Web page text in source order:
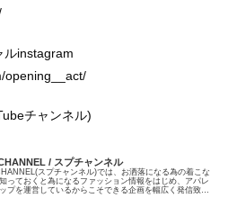
ルinstagram
opening__act/
チャンネル)
/ スプチャンネル
スプチャンネル)では、お洒落になる為の着こな
っておくと為になるファッション情報をはじめ、アパレ
プを運営しているからこそできる企画を幅広く発信致し